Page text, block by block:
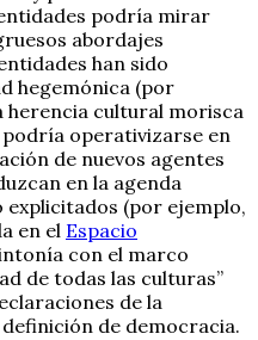
podría mirar
abordajes
han sido
hegemónica (por
herencia cultural morisca
operativizarse en
de nuevos agentes
en la agenda
explicitados (por ejemplo,
en el Espacio
con el marco
de todas las culturas”
de la
de democracia.